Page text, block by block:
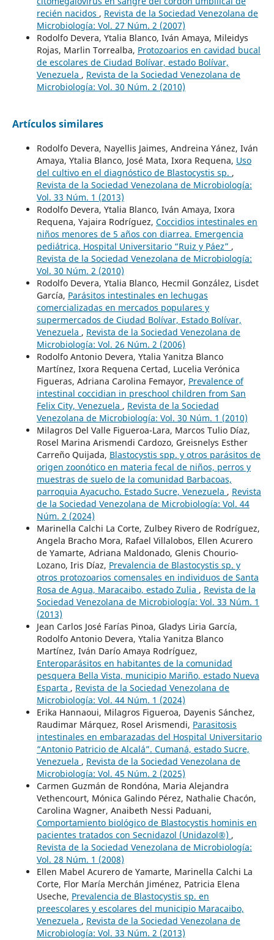
recién nacidos , Revista de la Sociedad Venezolana de
Microbiología: Vol. 27 Núm. 2 (2007)
Rodolfo Devera, Ytalia Blanco, Iván Amaya, Mileidys
Rojas, Marlin Torrealba, Protozoarios en cavidad bucal
de escolares de Ciudad Bolívar, estado Bolívar,
Venezuela , Revista de la Sociedad Venezolana de
Microbiología: Vol. 30 Núm. 2 (2010)
Artículos similares
Rodolfo Devera, Nayellis Jaimes, Andreina Yánez, Iván
Amaya, Ytalia Blanco, José Mata, Ixora Requena, Uso
del cultivo en el diagnóstico de Blastocystis sp. ,
Revista de la Sociedad Venezolana de Microbiología:
Vol. 33 Núm. 1 (2013)
Rodolfo Devera, Ytalia Blanco, Iván Amaya, Ixora
Requena, Yajaira Rodríguez, Coccidios intestinales en
niños menores de 5 años con diarrea. Emergencia
pediátrica, Hospital Universitario “Ruiz y Páez” ,
Revista de la Sociedad Venezolana de Microbiología:
Vol. 30 Núm. 2 (2010)
Rodolfo Devera, Ytalia Blanco, Hecmil González, Lisdet
García, Parásitos intestinales en lechugas
comercializadas en mercados populares y
supermercados de Ciudad Bolívar, Estado Bolívar,
Venezuela , Revista de la Sociedad Venezolana de
Microbiología: Vol. 26 Núm. 2 (2006)
Rodolfo Antonio Devera, Ytalia Yanitza Blanco
Martínez, Ixora Requena Certad, Lucelia Verónica
Figueras, Adriana Carolina Femayor, Prevalence of
intestinal coccidian in preschool children from San
Felix City, Venezuela , Revista de la Sociedad
Venezolana de Microbiología: Vol. 30 Núm. 1 (2010)
Milagros Del Valle Figueroa-Lara, Marcos Tulio Díaz,
Rosel Marina Arismendi Cardozo, Greisnelys Esther
Carreño Quijada, Blastocystis spp. y otros parásitos de
origen zoonótico en materia fecal de niños, perros y
muestras de suelo de la comunidad Barbacoas,
parroquia Ayacucho. Estado Sucre, Venezuela , Revista
de la Sociedad Venezolana de Microbiología: Vol. 44
Núm. 2 (2024)
Marinella Calchi La Corte, Zulbey Rivero de Rodríguez,
Angela Bracho Mora, Rafael Villalobos, Ellen Acurero
de Yamarte, Adriana Maldonado, Glenis Chourio-
Lozano, Iris Díaz, Prevalencia de Blastocystis sp. y
otros protozoarios comensales en individuos de Santa
Rosa de Agua, Maracaibo, estado Zulia , Revista de la
Sociedad Venezolana de Microbiología: Vol. 33 Núm. 1
(2013)
Jean Carlos José Farías Pinoa, Gladys Liria García,
Rodolfo Antonio Devera, Ytalia Yanitza Blanco
Martínez, Iván Darío Amaya Rodríguez,
Enteroparásitos en habitantes de la comunidad
pesquera Bella Vista, municipio Mariño, estado Nueva
Esparta , Revista de la Sociedad Venezolana de
Microbiología: Vol. 44 Núm. 1 (2024)
Erika Hannaoui, Milagros Figueroa, Dayenis Sánchez,
Raudimar Márquez, Rosel Arismendi, Parasitosis
intestinales en embarazadas del Hospital Universitario
“Antonio Patricio de Alcalá”. Cumaná, estado Sucre,
Venezuela , Revista de la Sociedad Venezolana de
Microbiología: Vol. 45 Núm. 2 (2025)
Carmen Guzmán de Rondóna, Maria Alejandra
Vethencourt, Mónica Galindo Pérez, Nathalie Chacón,
Carolina Wagner, Anaibeth Nessi Paduani,
Comportamiento biológico de Blastocystis hominis en
pacientes tratados con Secnidazol (Unidazol®) ,
Revista de la Sociedad Venezolana de Microbiología:
Vol. 28 Núm. 1 (2008)
Ellen Mabel Acurero de Yamarte, Marinella Calchi La
Corte, Flor María Merchán Jiménez, Patricia Elena
Useche, Prevalencia de Blastocystis sp. en
preescolares y escolares del municipio Maracaibo,
Venezuela , Revista de la Sociedad Venezolana de
Microbiología: Vol. 33 Núm. 2 (2013)